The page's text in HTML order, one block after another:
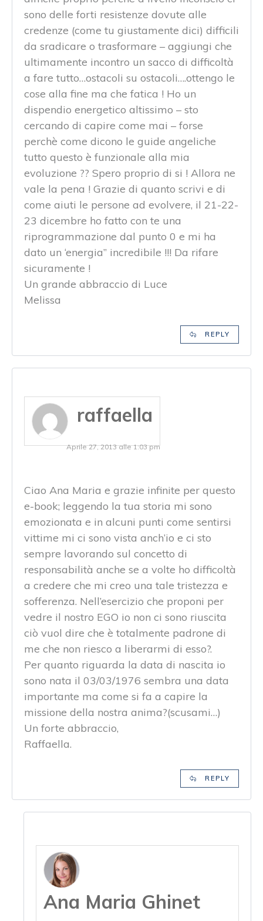
sono delle forti resistenze dovute alle
credenze (come tu giustamente dici) difficili
da sradicare o trasformare – aggiungi che
ultimamente incontro un sacco di difficoltà
a fare tutto…ostacoli su ostacoli….ottengo le
cose alla fine ma che fatica ! Ho un
dispendio energetico altissimo – sto
cercando di capire come mai – forse
perchè come dicono le guide angeliche
tutto questo è funzionale alla mia
evoluzione ?? Spero proprio di si ! Allora ne
vale la pena ! Grazie di quanto scrivi e di
come aiuti le persone ad evolvere, il 21-22-
23 dicembre ho fatto con te una
riprogrammazione dal punto 0 e mi ha
dato un ‘energia” incredibile !!! Da rifare
sicuramente !
Un grande abbraccio di Luce
Melissa
REPLY
raffaella
Aprile 27, 2013 alle 1:03 pm
Ciao Ana Maria e grazie infinite per questo
e-book; leggendo la tua storia mi sono
emozionata e in alcuni punti come sentirsi
vittime mi ci sono vista anch’io e ci sto
sempre lavorando sul concetto di
responsabilità anche se a volte ho difficoltà
a credere che mi creo una tale tristezza e
sofferenza. Nell’esercizio che proponi per
vedre il nostro EGO io non ci sono riuscita
ciò vuol dire che è totalmente padrone di
me che non riesco a liberarmi di esso?.
Per quanto riguarda la data di nascita io
sono nata il 03/03/1976 sembra una data
importante ma come si fa a capire la
missione della nostra anima?(scusami…)
Un forte abbraccio,
Raffaella.
REPLY
Ana Maria Ghinet